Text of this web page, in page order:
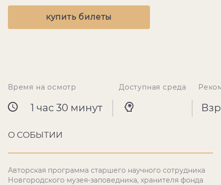
купить билеты
Время на осмотр
1 час 30 минут
Доступная среда
О СОБЫТИИ
Авторская программа старшего научного сотрудника
Новгородского музея-заповедника, хранителя фонда